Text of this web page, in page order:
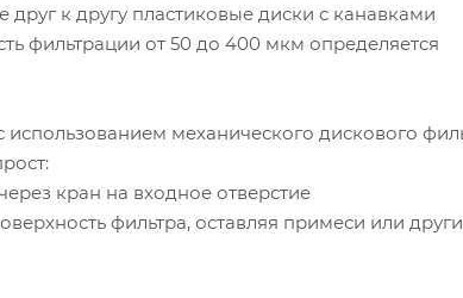
к другу пластиковые диски с канавками
фильтрации от 50 до 400 мкм определяется
использованием механического дискового
кран на входное отверстие
фильтра, оставляя примеси или